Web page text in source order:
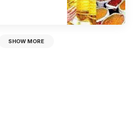
SHOW MORE